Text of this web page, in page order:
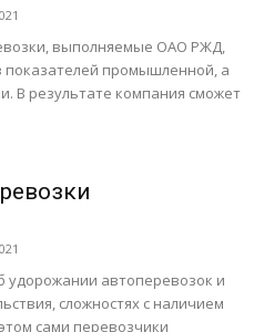
выполняемые ОАО РЖД,
показателей промышленной, а
В результате компания сможет
удорожании автоперевозок и
сложностях с наличием
сами перевозчики